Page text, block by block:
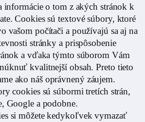
informácie o tom z akých stránok k
Cookies sú textové súbory, ktoré
vašom počítači a používajú sa aj na
stránky a prispôsobenie
a vďaka týmto súborom Vám
kvalitnejší obsah. Preto tieto
ako náš oprávnený záujem.
cookies sú súbormi tretích strán,
Google a podobne.
si môžete kedykoľvek vymazať